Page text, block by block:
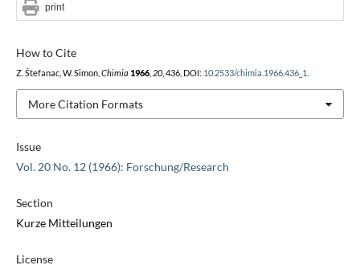
Issue
Vol. 20 No. 12 (1966): Forschung/Research
Section
Kurze Mitteilungen
License
How to Cite
Z. Štefanac, W. Simon, Chimia 1966, 20, 436, DOI: 10.2533/chimia.1966.436_1
More Citation Formats
print